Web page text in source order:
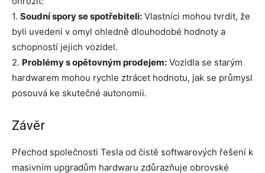
1. Soudní spory se spotřebiteli: Vlastníci mohou tvrdit, že
byli uvedeni v omyl ohledně dlouhodobé hodnoty a
schopností jejich vozidel.
2. Problémy s opětovným prodejem: Vozidla se starým
hardwarem mohou rychle ztrácet hodnotu, jak se průmysl
posouvá ke skutečné autonomii.
Závěr
Přechod společnosti Tesla od čistě softwarových řešení k
masivním upgradům hardwaru zdůrazňuje obrovské